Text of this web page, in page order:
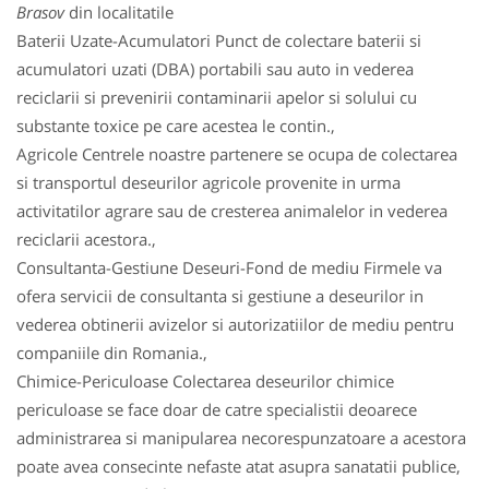
Brasovdin localitatile
Baterii Uzate-Acumulatori Punct de colectare baterii si
acumulatori uzati (DBA) portabili sau auto in vederea
reciclarii si prevenirii contaminarii apelor si solului cu
substante toxice pe care acestea le contin.,
Agricole Centrele noastre partenere se ocupa de colectarea
si transportul deseurilor agricole provenite in urma
activitatilor agrare sau de cresterea animalelor in vederea
reciclarii acestora.,
Consultanta-Gestiune Deseuri-Fond de mediu Firmele va
ofera servicii de consultanta si gestiune a deseurilor in
vederea obtinerii avizelor si autorizatiilor de mediu pentru
companiile din Romania.,
Chimice-Periculoase Colectarea deseurilor chimice
periculoase se face doar de catre specialistii deoarece
administrarea si manipularea necorespunzatoare a acestora
poate avea consecinte nefaste atat asupra sanatatii publice,